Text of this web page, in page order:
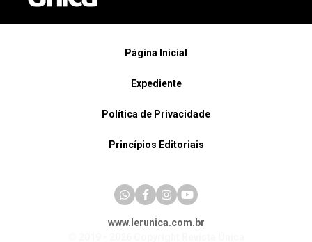
Página Inicial
Expediente
Política de Privacidade
Princípios Editoriais
www.lerunica.com.br